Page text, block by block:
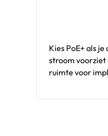
Kies PoE+ als
stroom voorziet
ruimte voor